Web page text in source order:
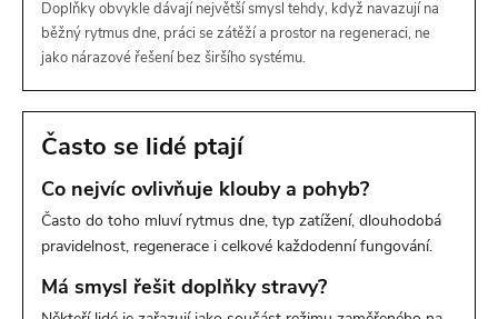
Doplňky obvykle dávají největší smysl tehdy, když navazují na
běžný rytmus dne, práci se zátěží a prostor na regeneraci, ne
jako nárazové řešení bez širšího systému.
Často se lidé ptají
Co nejvíc ovlivňuje klouby a pohyb?
Často do toho mluví rytmus dne, typ zatížení, dlouhodobá
pravidelnost, regenerace i celkové každodenní fungování.
Má smysl řešit doplňky stravy?